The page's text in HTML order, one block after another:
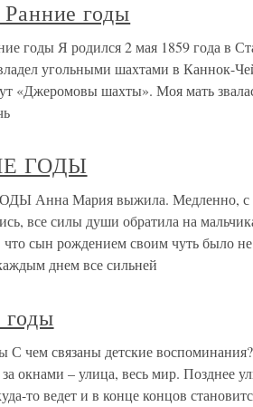
годы
годы Я родился 2 мая 1859 года в
угольными шахтами в Каннок-
«Джеромовы шахты». Моя мать
ГОДЫ
Анна Мария выжила. Медленно, с
все силы души обратила на
сын рождением своим чуть было
днем все сильней
С чем связаны детские
окнами – улица, весь мир. Позднее
то ведет и в конце концов